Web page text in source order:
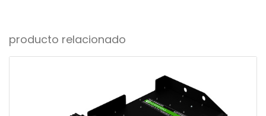
producto relacionado